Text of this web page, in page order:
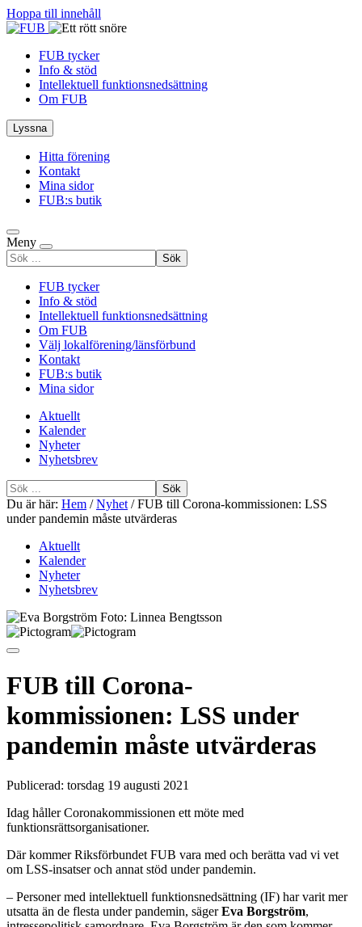
Hoppa till innehåll
FUB tycker
Info & stöd
Intellektuell funktionsnedsättning
Om FUB
Lyssna
Hitta förening
Kontakt
Mina sidor
FUB:s butik
Meny
Sök
efter
FUB tycker
Info & stöd
Intellektuell funktionsnedsättning
Om FUB
Välj lokalförening/länsförbund
Kontakt
FUB:s butik
Mina sidor
Aktuellt
Kalender
Nyheter
Nyhetsbrev
Sök
efter
Du är här: Hem /Nyhet /FUB till Corona-kommissionen: LSS
under pandemin måste utvärderas
Aktuellt
Kalender
Nyheter
Nyhetsbrev
FUB till Corona-
kommissionen: LSS under
pandemin måste utvärderas
Publicerad: torsdag 19 augusti 2021
Idag håller Coronakommissionen ett möte med
funktionsrättsorganisationer.
Där kommer Riksförbundet FUB vara med och berätta vad vi vet
om LSS-insatser och annat stöd under pandemin.
– Personer med intellektuell funktionsnedsättning (IF) har varit mer
utsatta än de flesta under pandemin, sägerEva Borgström,